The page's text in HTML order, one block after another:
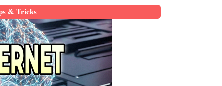
& Tricks